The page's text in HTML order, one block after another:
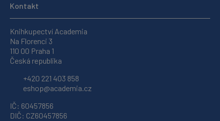
Kontakt
Knihkupectví Academia
Na Florenci 3
110 00 Praha 1
Česká republika
+420 221 403 858
eshop@academia.cz
IČ: 60457856
DIČ: CZ60457856